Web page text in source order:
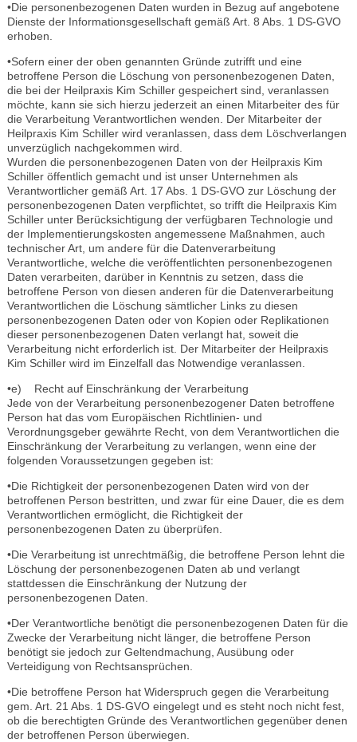
•Die personenbezogenen Daten wurden in Bezug auf angebotene
Dienste der Informationsgesellschaft gemäß Art. 8 Abs. 1 DS-GVO
erhoben.
•Sofern einer der oben genannten Gründe zutrifft und eine
betroffene Person die Löschung von personenbezogenen Daten,
die bei der Heilpraxis Kim Schiller gespeichert sind, veranlassen
möchte, kann sie sich hierzu jederzeit an einen Mitarbeiter des für
die Verarbeitung Verantwortlichen wenden. Der Mitarbeiter der
Heilpraxis Kim Schiller wird veranlassen, dass dem Löschverlangen
unverzüglich nachgekommen wird.
Wurden die personenbezogenen Daten von der Heilpraxis Kim
Schiller öffentlich gemacht und ist unser Unternehmen als
Verantwortlicher gemäß Art. 17 Abs. 1 DS-GVO zur Löschung der
personenbezogenen Daten verpflichtet, so trifft die Heilpraxis Kim
Schiller unter Berücksichtigung der verfügbaren Technologie und
der Implementierungskosten angemessene Maßnahmen, auch
technischer Art, um andere für die Datenverarbeitung
Verantwortliche, welche die veröffentlichten personenbezogenen
Daten verarbeiten, darüber in Kenntnis zu setzen, dass die
betroffene Person von diesen anderen für die Datenverarbeitung
Verantwortlichen die Löschung sämtlicher Links zu diesen
personenbezogenen Daten oder von Kopien oder Replikationen
dieser personenbezogenen Daten verlangt hat, soweit die
Verarbeitung nicht erforderlich ist. Der Mitarbeiter der Heilpraxis
Kim Schiller wird im Einzelfall das Notwendige veranlassen.
•e) Recht auf Einschränkung der Verarbeitung
Jede von der Verarbeitung personenbezogener Daten betroffene
Person hat das vom Europäischen Richtlinien- und
Verordnungsgeber gewährte Recht, von dem Verantwortlichen die
Einschränkung der Verarbeitung zu verlangen, wenn eine der
folgenden Voraussetzungen gegeben ist:
•Die Richtigkeit der personenbezogenen Daten wird von der
betroffenen Person bestritten, und zwar für eine Dauer, die es dem
Verantwortlichen ermöglicht, die Richtigkeit der
personenbezogenen Daten zu überprüfen.
•Die Verarbeitung ist unrechtmäßig, die betroffene Person lehnt die
Löschung der personenbezogenen Daten ab und verlangt
stattdessen die Einschränkung der Nutzung der
personenbezogenen Daten.
•Der Verantwortliche benötigt die personenbezogenen Daten für die
Zwecke der Verarbeitung nicht länger, die betroffene Person
benötigt sie jedoch zur Geltendmachung, Ausübung oder
Verteidigung von Rechtsansprüchen.
•Die betroffene Person hat Widerspruch gegen die Verarbeitung
gem. Art. 21 Abs. 1 DS-GVO eingelegt und es steht noch nicht fest,
ob die berechtigten Gründe des Verantwortlichen gegenüber denen
der betroffenen Person überwiegen.